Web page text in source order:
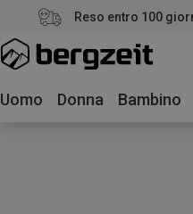
Reso entro 100
Uomo Donna Bambino